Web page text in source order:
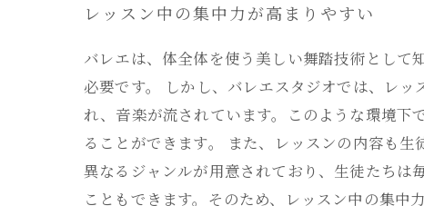
レッスン中の集中力が高まりやすい
バレエは、体全体を使う美しい舞踏技術として
必要です。 しかし、バレエスタジオでは、レ
れ、音楽が流されています。このような環境下
ることができます。 また、レッスンの内容も
異なるジャンルが用意されており、生徒たちは
こともできます。そのため、レッスン中の集